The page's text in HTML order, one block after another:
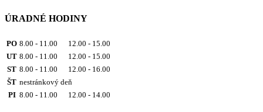
ÚRADNÉ HODINY
PO 8.00 - 11.00 12.00 - 15.00
UT 8.00 - 11.00 12.00 - 15.00
ST 8.00 - 11.00 12.00 - 16.00
ŠT nestránkový deň
PI 8.00 - 11.00 12.00 - 14.00